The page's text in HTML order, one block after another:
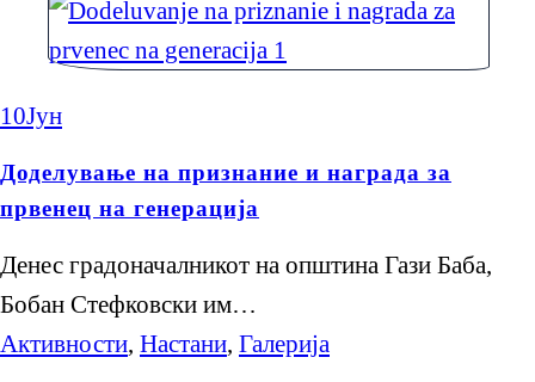
10Јун
Доделување на признание и награда за
првенец на генерација
Денес градоначалникот на општина Гази Баба,
Бобан Стефковски им…
Активности, Настани, Галерија